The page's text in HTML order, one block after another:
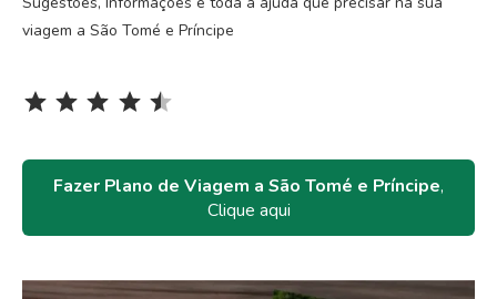
viagem a São Tomé e Príncipe
⭐⭐⭐ ⭐⭐
Fazer Plano de Viagem a São Tomé e Príncipe,
Clique aqui